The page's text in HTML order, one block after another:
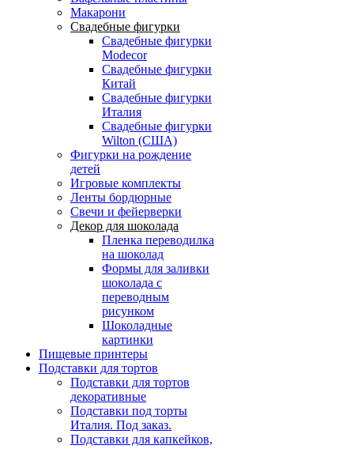
Макарони
Свадебные фигурки
Свадебные фигурки
Modecor
Свадебные фигурки
Китай
Свадебные фигурки
Италия
Свадебные фигурки
Wilton (США)
Фигурки на рождение
детей
Игровые комплекты
Ленты бордюрные
Свечи и фейерверки
Декор для шоколада
Пленка переводилка
на шоколад
Формы для заливки
шоколада с
переводным
рисунком
Шоколадные
картинки
Пищевые принтеры
Подставки для тортов
Подставки для тортов
декоративные
Подставки под торты
Италия. Под заказ.
Подставки для капкейков,